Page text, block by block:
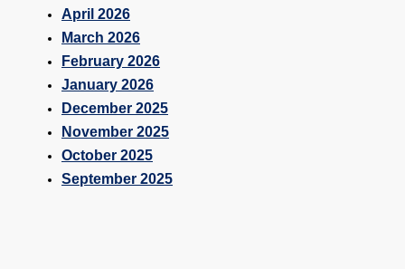
April 2026
March 2026
February 2026
January 2026
December 2025
November 2025
October 2025
September 2025